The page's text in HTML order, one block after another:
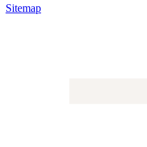
Sitemap